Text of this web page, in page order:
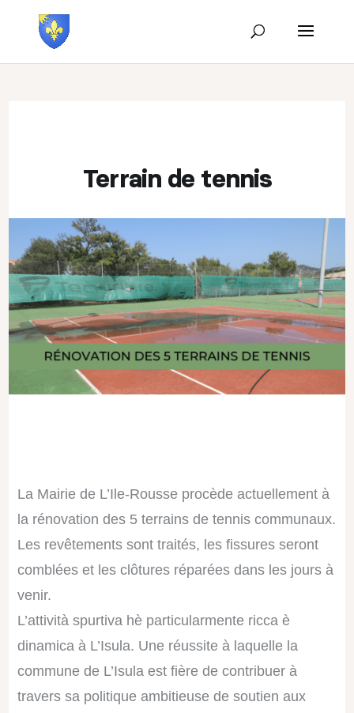
Terrain de tennis
La Mairie de L’Ile-Rousse procède actuellement à
la rénovation des 5 terrains de tennis communaux.
Les revêtements sont traités, les fissures seront
comblées et les clôtures réparées dans les jours à
venir.
L’attività spurtiva hè particularmente ricca è
dinamica à L’Isula. Une réussite à laquelle la
commune de L’Isula est fière de contribuer à
travers sa politique ambitieuse de soutien aux